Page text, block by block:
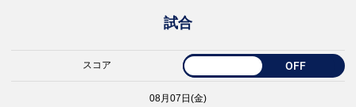
試合
スコア OFF
08月07日(金)